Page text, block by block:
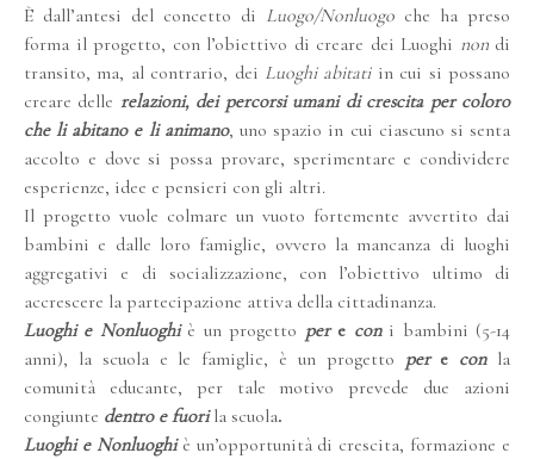
È dall’antesi del concetto di Luogo/Nonluogo che ha preso
forma il progetto, con l’obiettivo di creare dei Luoghi nondi
transito, ma, al contrario, dei Luoghi abitatiin cui si possano
creare delle relazioni, dei percorsi umani di crescita per coloro
che li abitano e li animano, uno spazio in cui ciascuno si senta
accolto e dove si possa provare, sperimentare e condividere
esperienze, idee e pensieri con gli altri.
Il progetto vuole colmare un vuoto fortemente avvertito dai
bambini e dalle loro famiglie, ovvero la mancanza di luoghi
aggregativi e di socializzazione, con l’obiettivo ultimo di
accrescere la partecipazione attiva della cittadinanza.
Luoghi e Nonluoghiè un progetto pere con i bambini (5-14
anni), la scuola e le famiglie, è un progetto per e con la
comunità educante, per tale motivo prevede due azioni
congiunte dentro e fuori la scuola.
Luoghi e Nonluoghiè un’opportunità di crescita, formazione e